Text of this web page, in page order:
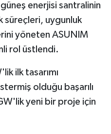
enerjisi santralinin
süreçleri, uygunluk
yöneten ASUNIM
rol üstlendi.
ilk tasarımı
olduğu başarılı
yeni bir proje için